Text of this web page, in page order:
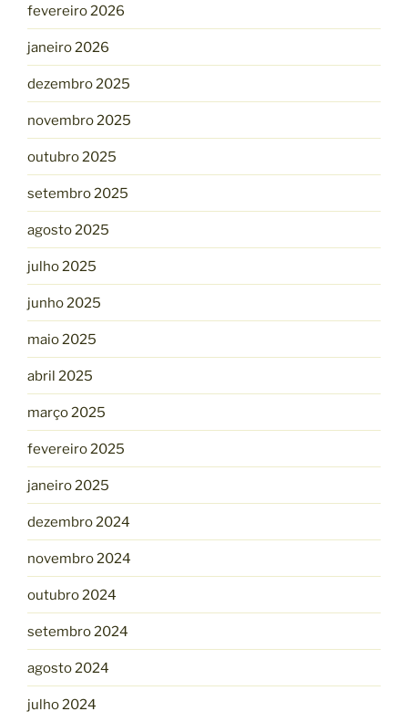
fevereiro 2026
janeiro 2026
dezembro 2025
novembro 2025
outubro 2025
setembro 2025
agosto 2025
julho 2025
junho 2025
maio 2025
abril 2025
março 2025
fevereiro 2025
janeiro 2025
dezembro 2024
novembro 2024
outubro 2024
setembro 2024
agosto 2024
julho 2024